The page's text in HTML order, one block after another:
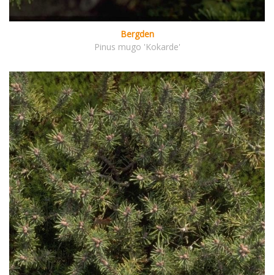
Bergden
Pinus mugo 'Kokarde'